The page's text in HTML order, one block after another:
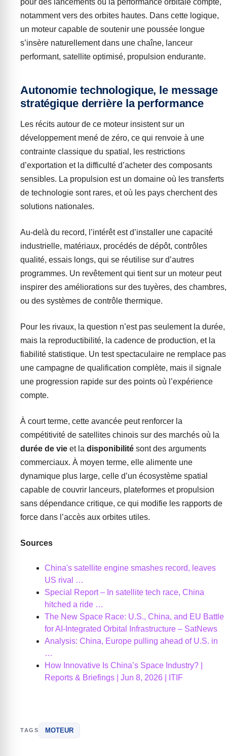
notamment vers des orbites hautes. Dans cette logique,
un moteur capable de soutenir une poussée longue
s’insère naturellement dans une chaîne, lanceur
performant, satellite optimisé, propulsion endurante.
Autonomie technologique, le message
stratégique derrière la performance
Les récits autour de ce moteur insistent sur un
développement mené de zéro, ce qui renvoie à une
contrainte classique du spatial, les restrictions
d’exportation et la difficulté d’acheter des composants
sensibles. La propulsion est un domaine où les transferts
de technologie sont rares, et où les pays cherchent des
solutions nationales.
Au-delà du record, l’intérêt est d’installer une capacité
industrielle, matériaux, procédés de dépôt, contrôles
qualité, essais longs, qui se réutilise sur d’autres
programmes. Un revêtement qui tient sur un moteur peut
inspirer des améliorations sur des tuyères, des chambres,
ou des systèmes de contrôle thermique.
Pour les rivaux, la question n’est pas seulement la durée,
mais la reproductibilité, la cadence de production, et la
fiabilité statistique. Un test spectaculaire ne remplace pas
une campagne de qualification complète, mais il signale
une progression rapide sur des points où l’expérience
compte.
À court terme, cette avancée peut renforcer la
compétitivité de satellites chinois sur des marchés où la
durée de vie et la disponibilité sont des arguments
commerciaux. À moyen terme, elle alimente une
dynamique plus large, celle d’un écosystème spatial
capable de couvrir lanceurs, plateformes et propulsion
sans dépendance critique, ce qui modifie les rapports de
force dans l’accès aux orbites utiles.
Sources
China's satellite engine smashes record, leaves
US rival …
Special Report – In satellite tech race, China
hitched a ride …
The New Space Race: U.S., China, and EU Battle
for AI-Integrated Orbital Infrastructure – SatNews
Analysis: China, Europe pulling ahead of U.S. in
…
How Innovative Is China’s Space Industry? |
Reports & Briefings | Jun 8, 2026 | ITIF
TAGS MOTEUR